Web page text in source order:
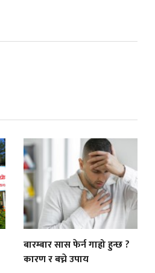
बारम्बार सास फेर्न गाह्रो हुन्छ ?
कारण र बच्ने उपाय